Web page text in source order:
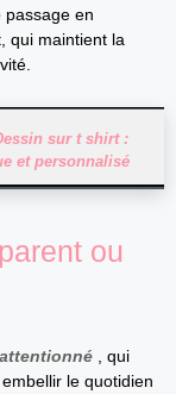
passage en
qui maintient la
sur t shirt :
et personnalisé
ou
, qui
le quotidien